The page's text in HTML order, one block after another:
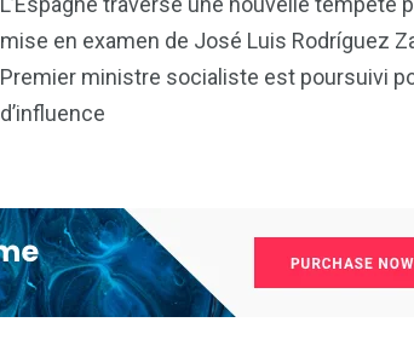
mise en examen de José Luis Rodríguez
Premier ministre socialiste est poursuivi
d’influence
International
242
Société
Sports